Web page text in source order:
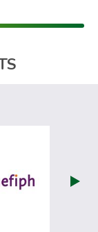
Ministère du travail
visiter les